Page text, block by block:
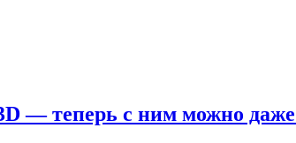
— теперь с ним можно даже